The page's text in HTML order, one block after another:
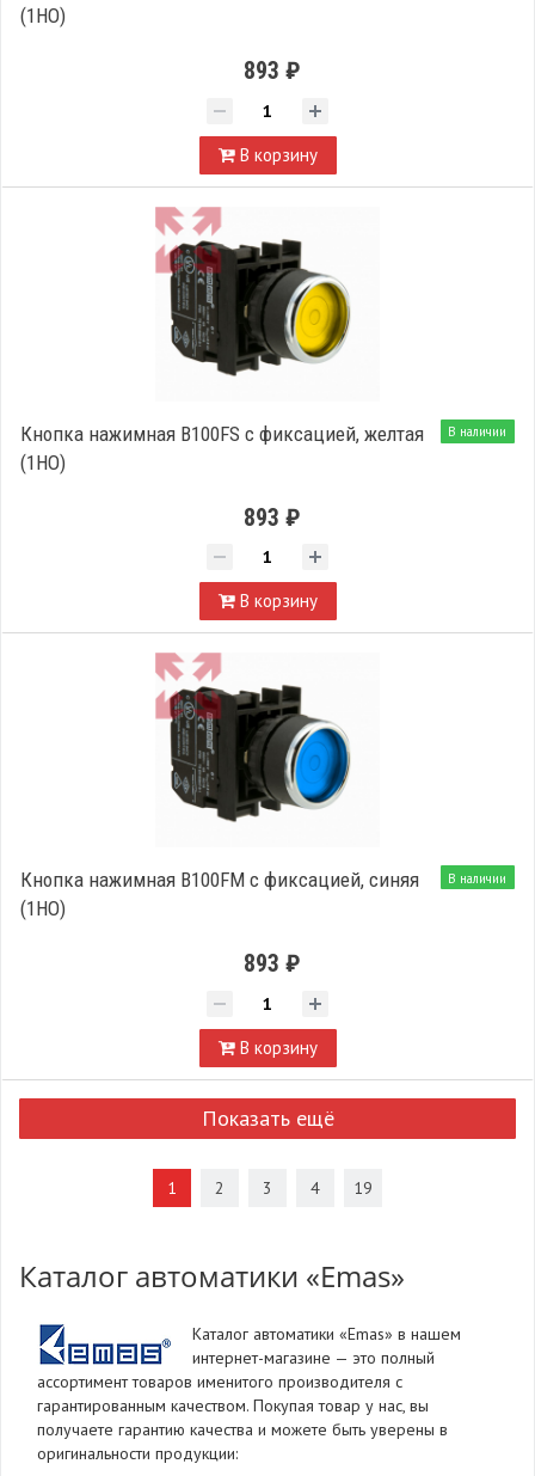
(1НО)
893 ₽
В корзину
В наличии
Кнопка нажимная B100FS с фиксацией, желтая
(1НО)
893 ₽
В корзину
В наличии
Кнопка нажимная B100FM с фиксацией, синяя
(1НО)
893 ₽
В корзину
Показать ещё
1 2 3 4 19
Каталог автоматики «Emas»
Каталог автоматики «Emas» в нашем
интернет-магазине — это полный
ассортимент товаров именитого производителя с
гарантированным качеством. Покупая товар у нас, вы
получаете гарантию качества и можете быть уверены в
оригинальности продукции: